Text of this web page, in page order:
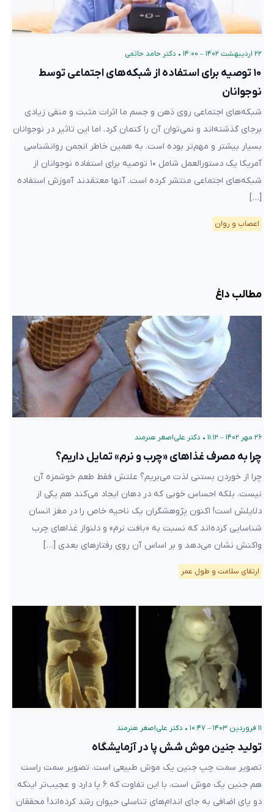
۲۲ اردیبهشت ۱۴۰۲ – ۱۴:۰۰ • دکتر حامد حاتمی
۱۰ توصیه برای استفاده از شبکه‌های اجتماعی توسط
نوجوانان
شبکه‌های اجتماعی روی ذهن و جسم ما اثرات مثبت و منفی زیادی
برجای گذشته‌اند و نمی‌توان آن را کتمان کرد. اما این تاثیر در نوجوانان
بسیار بیشتر و مهم‌تر بوده است. به همین خاطر انجمن روانشناسی
آمریکا یک دستورالعمل شامل ۱۰ توصیه برای استفاده نوجوانان از
شبکه‌های اجتماعی منتشر کرده است. آنها معتقدند آموزش استفاده
[…]
اعصاب و روان
مطالب داغ
۲۶ مهر ۱۴۰۲ – ۱۱:۱۲ • دکتر علی‌اصغر هنرمند
چرا به مصرف غذاهای «چرب و نرم» تمایل داریم؟
چرا از خوردن بستنی لذت می‌بریم؟ علتش فقط طعم خوشمزه آن
نیست، بلکه احساس خوبی که در دهان ایجاد می‌کند هم یکی از
دلایلش است! اکنون پژوهشگران یک ناحیه خاص را در مغز انسان
شناسایی کرده‌اند که نسبت به «بافت نرم» و دلنواز غذاهای چرب
واکنش نشان می‌دهد و بر اساس آن روی رفتار‌های بعدی […]
ارتقای سلامت و طول عمر
۱۱ فروردین ۱۴۰۳ – ۱۰:۴۷ • دکتر علی‌اصغر هنرمند
تولید جنین موش شش پا در آزمایشگاه
تصویر سمت چپ جنین یک موش طبیعی است. تصویر سمت راست
هم جنین یک موش است، با این تفاوت که ۶ پا دارد و عجیب‌تر اینکه
دو پای اضافی به جای اندام‌های تناسلی حیوان رشد کرده‌اند! محققان